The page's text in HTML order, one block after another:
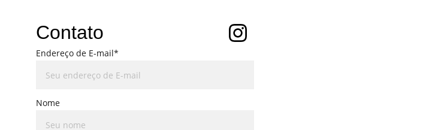
Contato
Endereço de E-mail*
Nome